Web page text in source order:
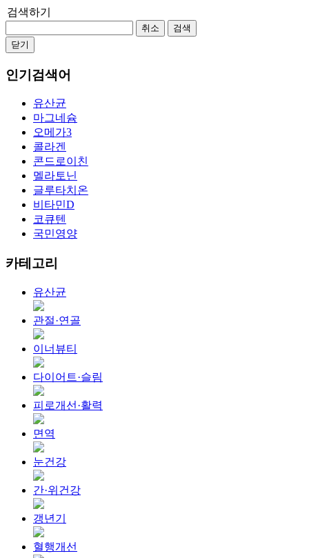
검색하기
취소
검색
닫기
인기검색어
유산균
마그네슘
오메가3
콜라겐
콘드로이친
멜라토닌
글루타치온
비타민D
코큐텐
국민영양
카테고리
유산균
관절·연골
이너뷰티
다이어트·슬림
피로개선·활력
면역
눈건강
간·위건강
갱년기
혈행개선